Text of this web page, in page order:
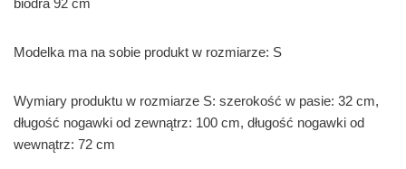
biodra 92 cm
Modelka ma na sobie produkt w rozmiarze: S
Wymiary produktu w rozmiarze S: szerokość w pasie: 32 cm,
długość nogawki od zewnątrz: 100 cm, długość nogawki od
wewnątrz: 72 cm